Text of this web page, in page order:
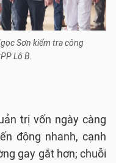
Sơn kiểm tra công
Lô B.
trị vốn ngày càng
động nhanh, cạnh
gay gắt hơn; chuỗi